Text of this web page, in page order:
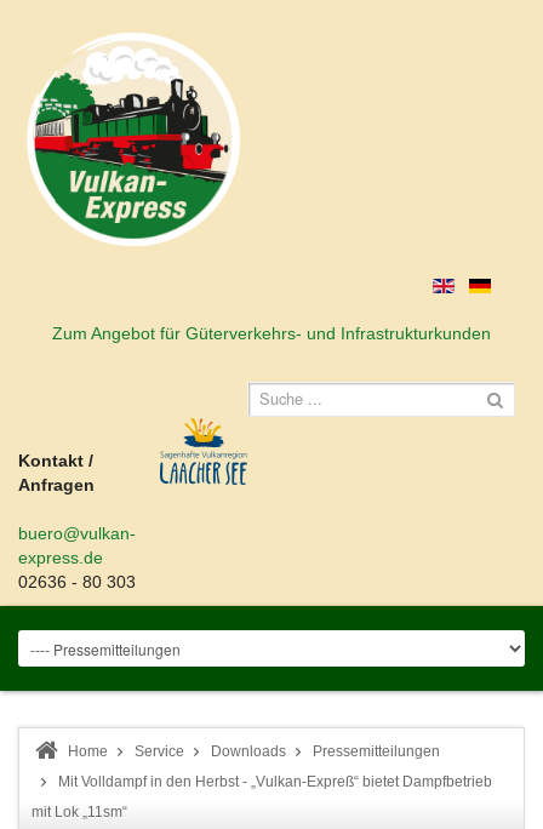
Zum Angebot für Güterverkehrs- und Infrastrukturkunden
Kontakt /
Anfragen
buero@vulkan-
express.de
02636 - 80 303
Home Service Downloads
Pressemitteilungen
Mit Volldampf in den Herbst - „Vulkan-Expreß“ bietet Dampfbetrieb
mit Lok „11sm“